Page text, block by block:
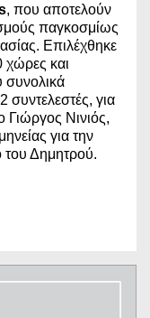
, που αποτελούν
παγκοσμίως
Επιλέχθηκε
και
συνολικά
συντελεστές, για
Γιώργος Νινιός,
για την
του Δημητρού.